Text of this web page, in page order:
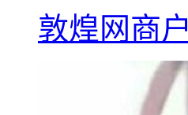
敦煌网商户